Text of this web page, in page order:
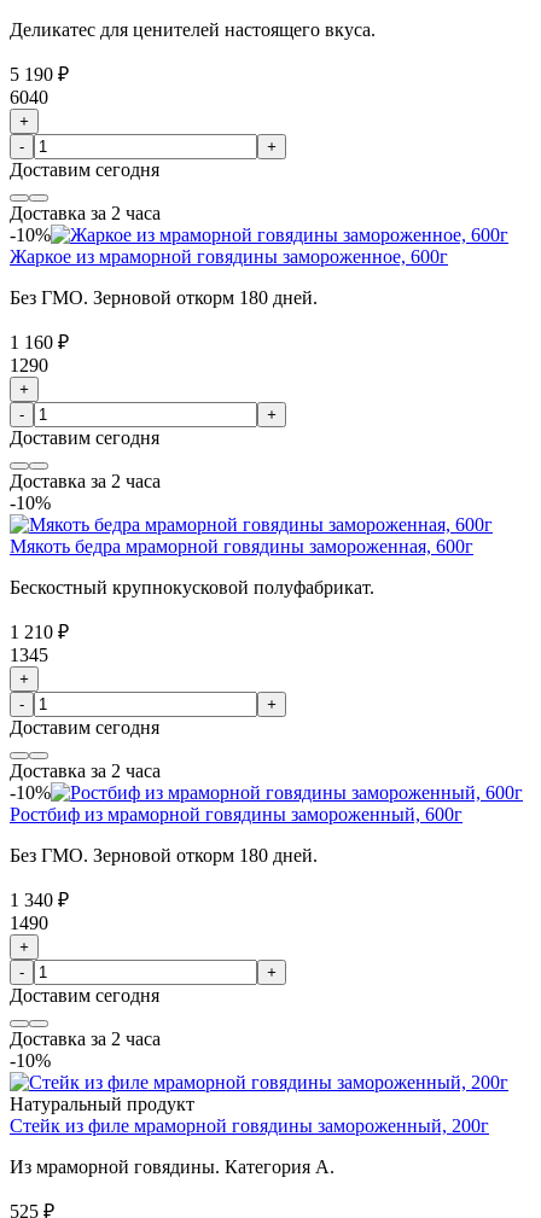
Деликатес для ценителей настоящего вкуса.
5 190 ₽
6040
+
-
+
Доставим сегодня
Доставка за 2 часа
-10%
Жаркое из мраморной говядины замороженное, 600г
Без ГМО. Зерновой откорм 180 дней.
1 160 ₽
1290
+
-
+
Доставим сегодня
Доставка за 2 часа
-10%
Мякоть бедра мраморной говядины замороженная, 600г
Бескостный крупнокусковой полуфабрикат.
1 210 ₽
1345
+
-
+
Доставим сегодня
Доставка за 2 часа
-10%
Ростбиф из мраморной говядины замороженный, 600г
Без ГМО. Зерновой откорм 180 дней.
1 340 ₽
1490
+
-
+
Доставим сегодня
Доставка за 2 часа
-10%
Натуральный продукт
Стейк из филе мраморной говядины замороженный, 200г
Из мраморной говядины. Категория А.
525 ₽